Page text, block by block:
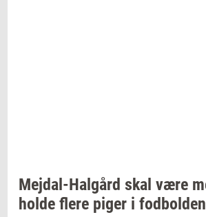
Mejdal-​Halgård skal være
holde flere piger i fod­bol­den